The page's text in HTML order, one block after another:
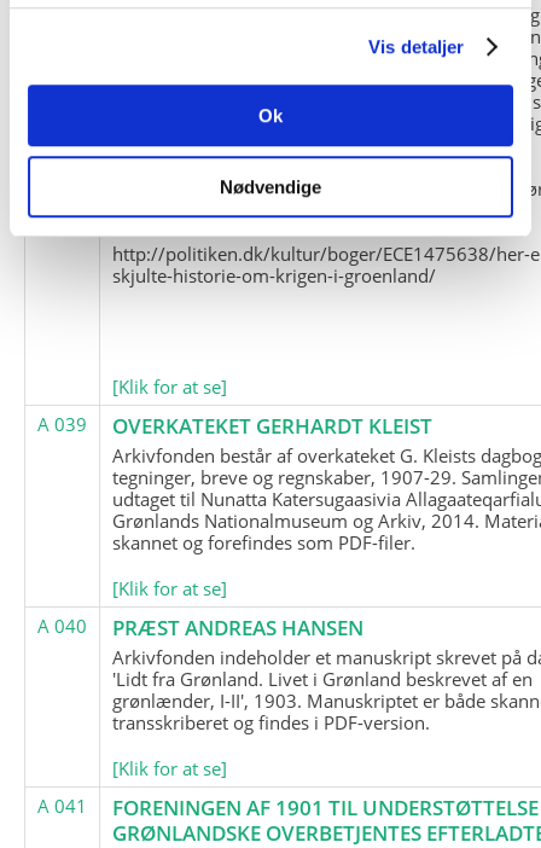
Vis detaljer
Ok
Nødvendige
og Marius Jensen som medlem. Marius Jensens
befinder sig i Militärhistorisches Museum i Dresden
(Tyskland). Kopierne af Friedrich Littmanns
klausuleret iht. aftalen med giveren og Franz
Kontakt venligst Arktisk Instituts ledelse i
brugen af materialet til studie- og
formål.
Nedenunder findes et link til en presseartikel
historien om Nordøstgrønlands Slædepatrulje:
http://politiken.dk/kultur/boger/ECE1475638/her-
skjulte-historie-om-krigen-i-groenland/
[Klik for at se]
A 039
OVERKATEKET GERHARDT KLEIST
Arkivfonden består af overkateket G. Kleists
tegninger, breve og regnskaber, 1907-29.
udtaget til Nunatta Katersugaasivia
Grønlands Nationalmuseum og Arkiv, 2014.
skannet og forefindes som PDF-filer.
[Klik for at se]
A 040
PRÆST ANDREAS HANSEN
Arkivfonden indeholder et manuskript skrevet på
'Lidt fra Grønland. Livet i Grønland beskrevet af en
grønlænder, I-II', 1903. Manuskriptet er både
transskriberet og findes i PDF-version.
[Klik for at se]
A 041
FORENINGEN AF 1901 TIL
GRØNLANDSKE OVERBETJENTES